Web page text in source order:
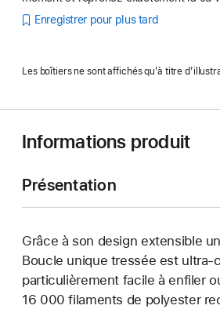
Enregistrer pour plus tard
Les boîtiers ne sont affichés qu’à titre
Informations produit
Présentation
Grâce à son design extensible
Boucle unique tressée est ultra-
particulièrement facile à enfiler
16 000 filaments de polyester